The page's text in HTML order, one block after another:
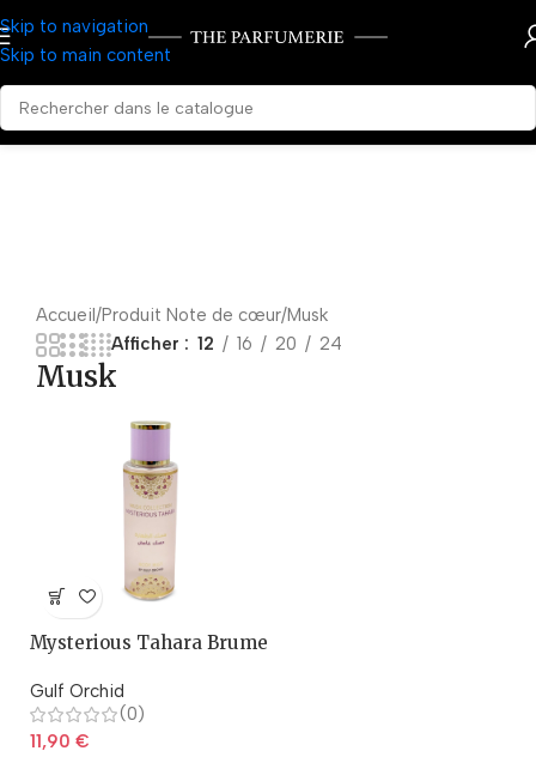
Skip to navigation
Skip to main content
Accueil Produit Note de cœur Musk
Afficher
12 16 20 24
Musk
Mysterious Tahara Brume
Gulf Orchid
(0)
11,90 €